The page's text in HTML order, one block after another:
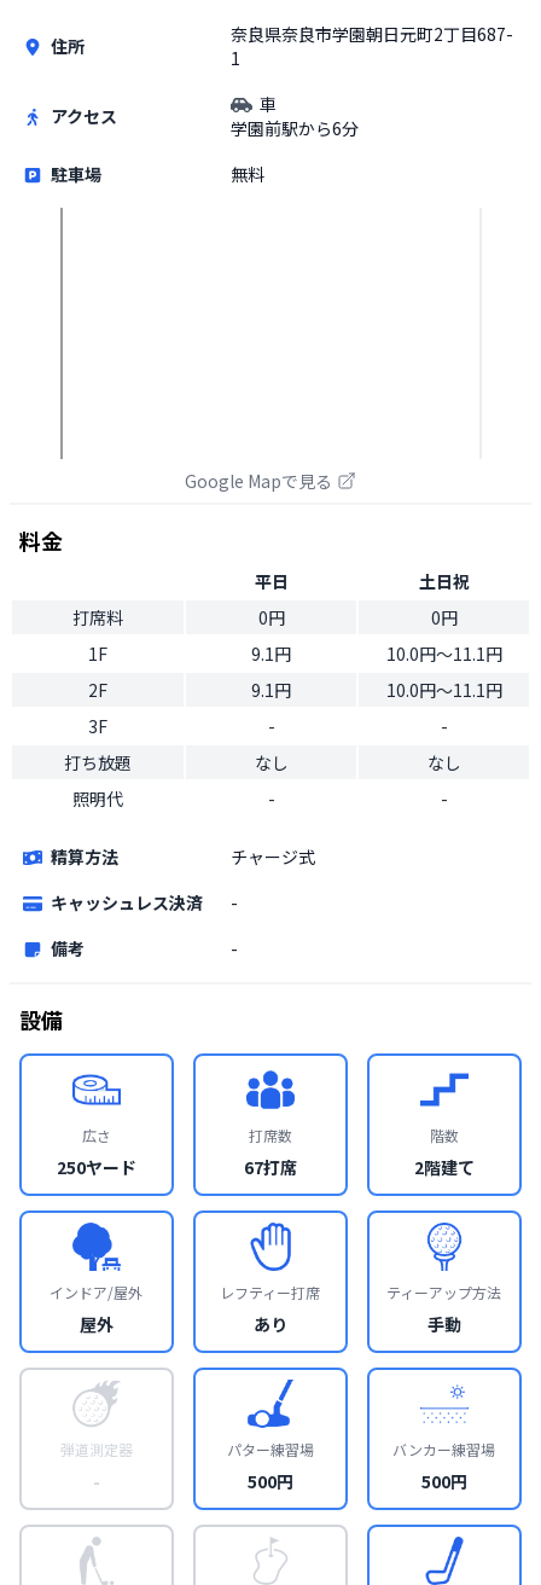
住所
奈良県奈良市学園朝日元町2丁目687-
1
アクセス
車
学園前駅から6分
駐車場
無料
Google Mapで見る
料金
平日
土日祝
打席料
0円
0円
1F
9.1円
10.0円〜11.1円
2F
9.1円
10.0円〜11.1円
3F
-
-
打ち放題
なし
なし
照明代
- -
精算方法
チャージ式
キャッシュレス決済
-
備考
-
設備
広さ
250ヤード
打席数
67打席
階数
2階建て
インドア/屋外
屋外
レフティー打席
あり
ティーアップ方法
手動
弾道測定器
-
パター練習場
500円
バンカー練習場
500円